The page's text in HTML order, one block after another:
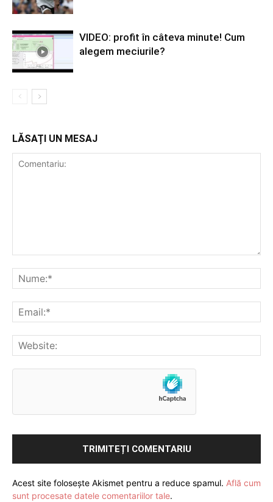
VIDEO: profit în câteva minute! Cum
alegem meciurile?
LĂSAȚI UN MESAJ
Acest site folosește Akismet pentru a reduce spamul. Află cum
sunt procesate datele comentariilor tale.